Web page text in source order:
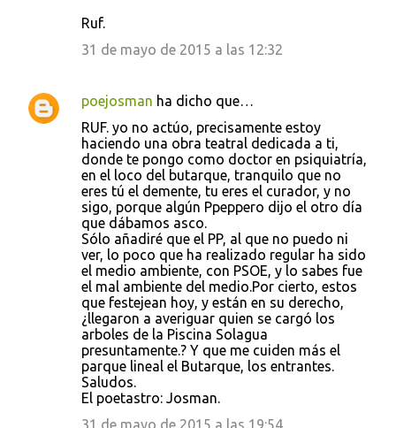
Ruf.
31 de mayo de 2015 a las 12:32
poejosman ha dicho que…
RUF. yo no actúo, precisamente estoy
haciendo una obra teatral dedicada a ti,
donde te pongo como doctor en psiquiatría,
en el loco del butarque, tranquilo que no
eres tú el demente, tu eres el curador, y no
sigo, porque algún Ppeppero dijo el otro día
que dábamos asco.
Sólo añadiré que el PP, al que no puedo ni
ver, lo poco que ha realizado regular ha sido
el medio ambiente, con PSOE, y lo sabes fue
el mal ambiente del medio.Por cierto, estos
que festejean hoy, y están en su derecho,
¿llegaron a averiguar quien se cargó los
arboles de la Piscina Solagua
presuntamente.? Y que me cuiden más el
parque lineal el Butarque, los entrantes.
Saludos.
El poetastro: Josman.
31 de mayo de 2015 a las 19:54